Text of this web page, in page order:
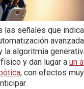
las señales que
la algoritmia
y dan lugar a un
, con efectos